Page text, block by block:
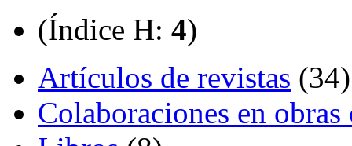
(Índice H: 4)
Artículos de revistas (34)
Colaboraciones en